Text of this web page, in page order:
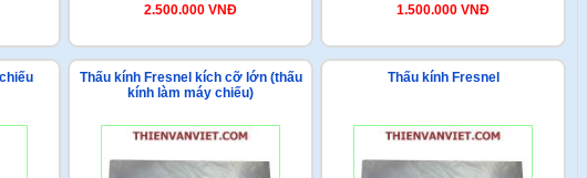
2.500.000 VNĐ 1.500.000 VNĐ
Thấu kính Fresnel kích cỡ lớn (thấu
kính làm máy chiếu)
Thấu kính Fresnel